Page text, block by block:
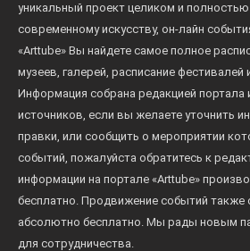
уникальный проект целиком и
современному искусству, он-лайн
«Arttube» Вы найдете самое полное
музеев, галерей, расписание фестивалей
Информация собрана редакцией портала
источников, если вы желаете уточнить
правки, или сообщить о мероприятии
событий, пожалуйста обратитесь к
информации на портале «Arttube»
бесплатно. Продвижение событий также
абсолютно бесплатно. Мы рады новым
для сотрудничества.